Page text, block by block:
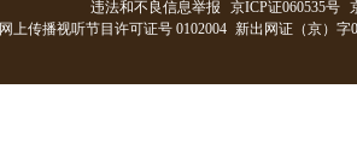
违法和不良信息举报 京ICP证060535号
网上传播视听节目许可证号 0102004 新出网证（京）